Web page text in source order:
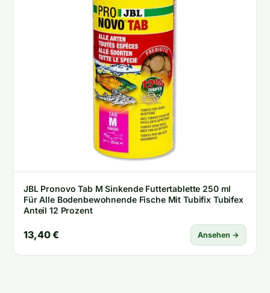
JBL Pronovo Tab M Sinkende Futtertablette 250 ml
Für Alle Bodenbewohnende Fische Mit Tubifix Tubifex
Anteil 12 Prozent
13,40 € Ansehen →